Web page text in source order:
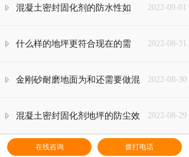
地坪有哪些优势？
混凝土密封固化剂的防水性如
何？
2022-09-01
什么样的地坪更符合现在的需
求？
2022-08-31
金刚砂耐磨地面为和还需要做混
凝土密封固化剂呢？
2022-08-30
混凝土密封固化剂地坪的防尘效
果怎么样？
2022-08-29
混凝土自身的多孔性怎么处理 2022-08-26
在线咨询 拨打电话